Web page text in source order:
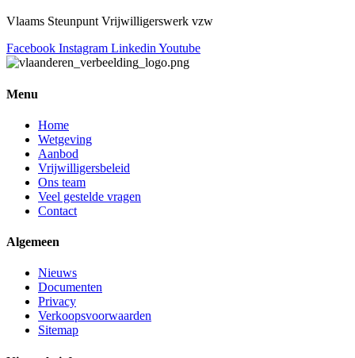
Vlaams Steunpunt Vrijwilligerswerk vzw
Facebook Instagram Linkedin Youtube
Menu
Home
Wetgeving
Aanbod
Vrijwilligersbeleid
Ons team
Veel gestelde vragen
Contact
Algemeen
Nieuws
Documenten
Privacy
Verkoopsvoorwaarden
Sitemap